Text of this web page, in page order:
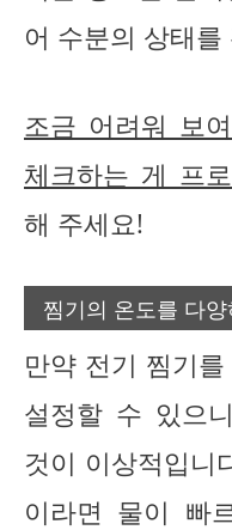
어 수분의 상태
조금 어려워 보
체크하는 게 프
해 주세요!
찜기의 온도를 다
만약 전기 찜기
설정할 수 있으
것이 이상적입니
이라면 물이 빠